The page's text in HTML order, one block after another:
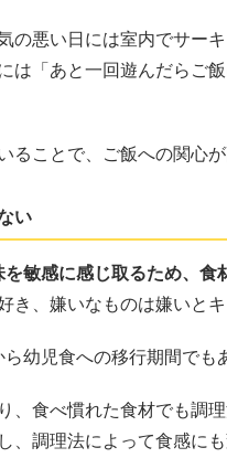
の悪い日には室内でサー
は「あと一回遊んだらご
ることで、ご飯への関心
い
敏感に感じ取るため、食
き、嫌いなものは嫌いと
幼児食への移行期間で
、食べ慣れた食材でも調
、調理法によって食感に